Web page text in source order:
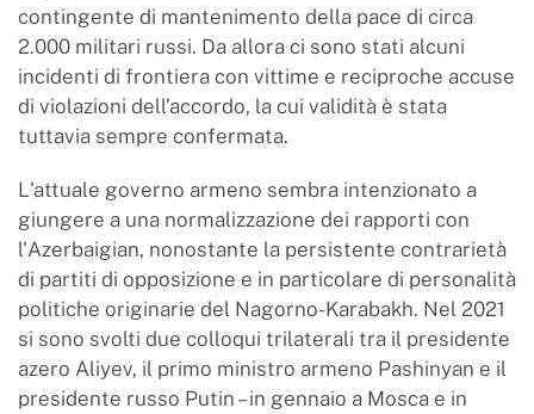
contingente di mantenimento della pace di circa
2.000 militari russi. Da allora ci sono stati alcuni
incidenti di frontiera con vittime e reciproche accuse
di violazioni dell’accordo, la cui validità è stata
tuttavia sempre confermata.
L'attuale governo armeno sembra intenzionato a
giungere a una normalizzazione dei rapporti con
l'Azerbaigian, nonostante la persistente contrarietà
di partiti di opposizione e in particolare di personalità
politiche originarie del Nagorno-Karabakh. Nel 2021
si sono svolti due colloqui trilaterali tra il presidente
azero Aliyev, il primo ministro armeno Pashinyan e il
presidente russo Putin – in gennaio a Mosca e in